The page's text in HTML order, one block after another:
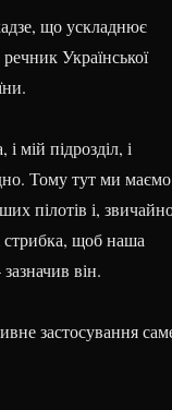
що ускладнює
Української
мій підрозділ, і
Тому тут ми маємо
пілотів і,
стрибка, щоб наша
він.
застосування